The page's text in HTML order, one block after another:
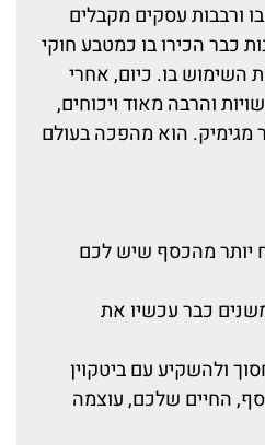
בו ורבבות עסקים מקבלים
כבר הכירו בו כמטבע חוקי
השימוש בו. כיום, אחרי
והרבה מאוד ויכוחים,
מגימיק. הוא מהפכה בעולם
יותר מהכסף שיש לכם
כבר עכשיו את
ולהשקיע עם ביטקוין
החיים שלכם, עוצמה